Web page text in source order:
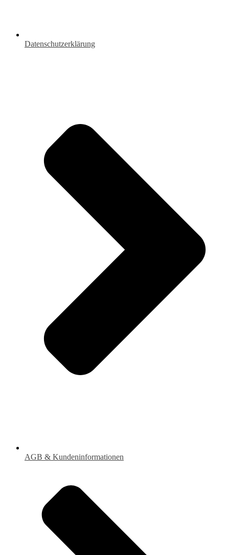
Datenschutzerklärung
AGB & Kundeninformationen